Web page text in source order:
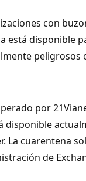
con
está disponible
peligrosos
por
disponible
La cuarentena
de